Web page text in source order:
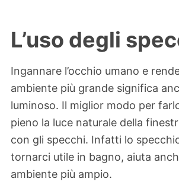
L’uso degli
Ingannare l’occhio umano e
ambiente più grande significa
luminoso. Il miglior modo per
pieno la luce naturale della
con gli specchi. Infatti lo
tornarci utile in bagno, aiuta
ambiente più ampio.